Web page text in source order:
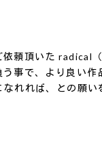
頼頂いた radical
事で、より良い作
れれば、との願い